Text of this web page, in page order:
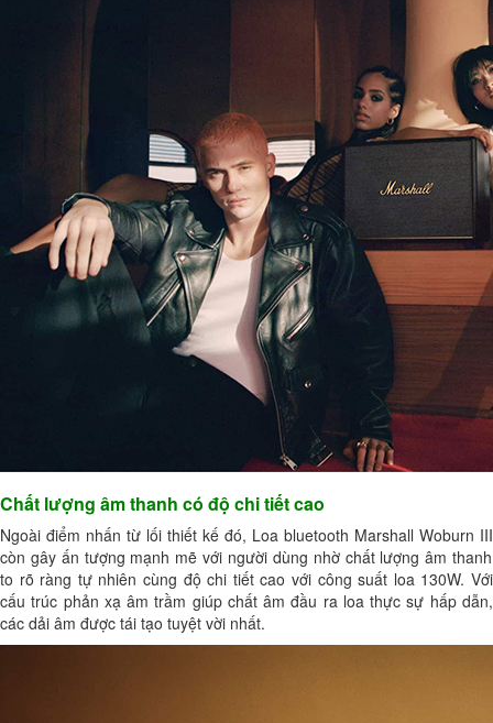
Chất lượng âm thanh có độ chi tiết cao
Ngoài điểm nhấn từ lối thiết kế đó, Loa bluetooth Marshall Woburn III
còn gây ấn tượng mạnh mẽ với người dùng nhờ chất lượng âm thanh
to rõ ràng tự nhiên cùng độ chi tiết cao với công suất loa 130W. Với
cấu trúc phản xạ âm trầm giúp chất âm đầu ra loa thực sự hấp dẫn,
các dải âm được tái tạo tuyệt vời nhất.